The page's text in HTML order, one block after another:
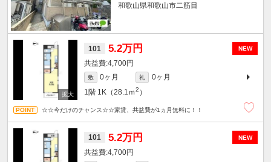
和歌山県和歌山市二筋目
NEW
101 5.2万円
4,700円
敷 0ヶ月 礼
0ヶ月
1階 1K（28.1ｍ2 ）
☆☆今だけのチャンス☆☆家賃、共益費が1ヵ月無料に！！
NEW
101 5.2万円
4,700円